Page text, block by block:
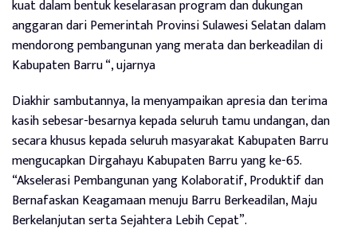
kuat dalam bentuk keselarasan program dan dukungan
anggaran dari Pemerintah Provinsi Sulawesi Selatan dalam
mendorong pembangunan yang merata dan berkeadilan di
Kabupaten Barru “, ujarnya
Diakhir sambutannya, Ia menyampaikan apresia dan terima
kasih sebesar-besarnya kepada seluruh tamu undangan, dan
secara khusus kepada seluruh masyarakat Kabupaten Barru
mengucapkan Dirgahayu Kabupaten Barru yang ke-65.
“Akselerasi Pembangunan yang Kolaboratif, Produktif dan
Bernafaskan Keagamaan menuju Barru Berkeadilan, Maju
Berkelanjutan serta Sejahtera Lebih Cepat”.